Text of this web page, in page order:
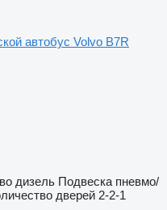
автобус Volvo B7R
дизель Подвеска пневмо/
дверей 2-2-1